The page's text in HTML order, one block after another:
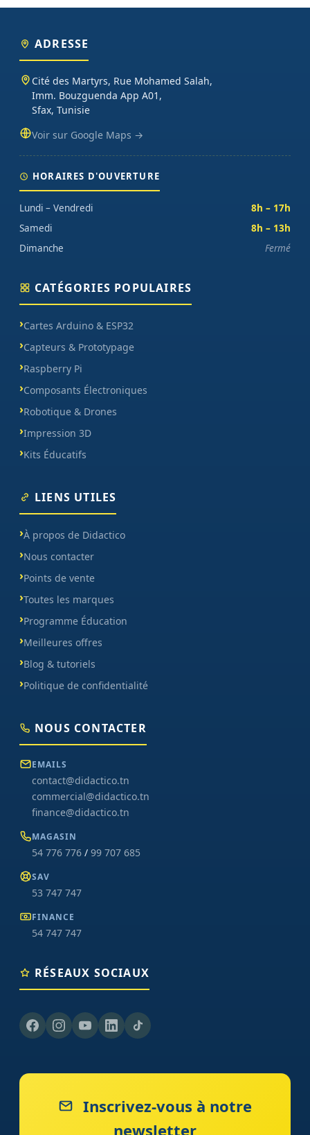
ADRESSE
Cité des Martyrs, Rue Mohamed Salah,
Imm. Bouzguenda App A01,
Sfax, Tunisie
Voir sur Google Maps →
HORAIRES D'OUVERTURE
Lundi – Vendredi
8h – 17h
Samedi
8h – 13h
Dimanche
Fermé
CATÉGORIES POPULAIRES
Cartes Arduino & ESP32
Capteurs & Prototypage
Raspberry Pi
Composants Électroniques
Robotique & Drones
Impression 3D
Kits Éducatifs
LIENS UTILES
À propos de Didactico
Nous contacter
Points de vente
Toutes les marques
Programme Éducation
Meilleures offres
Blog & tutoriels
Politique de confidentialité
NOUS CONTACTER
EMAILS
contact@didactico.tn
commercial@didactico.tn
finance@didactico.tn
MAGASIN
54 776 776 / 99 707 685
SAV
53 747 747
FINANCE
54 747 747
RÉSEAUX SOCIAUX
Inscrivez-vous à notre
newsletter